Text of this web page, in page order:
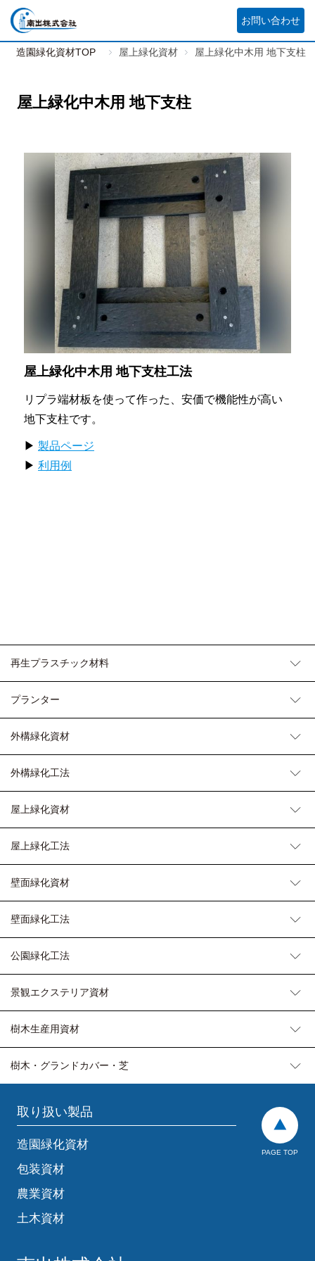
お問い合わせ
造園緑化資材TOP 屋上緑化資材 屋上緑化中木用 地下支柱
屋上緑化中木用 地下支柱
屋上緑化中木用 地下支柱工法
リプラ端材板を使って作った、安価で機能性が高い
地下支柱です。
▶ 製品ページ
▶ 利用例
再生プラスチック材料
プランター
外構緑化資材
外構緑化工法
屋上緑化資材
屋上緑化工法
壁面緑化資材
壁面緑化工法
公園緑化工法
景観エクステリア資材
樹木生産用資材
樹木・グランドカバー・芝
PAGE TOP
取り扱い製品
造園緑化資材
包装資材
農業資材
土木資材